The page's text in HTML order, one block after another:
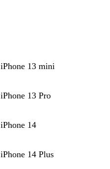
iPhone 13 mini
iPhone 13 Pro
iPhone 14
iPhone 14 Plus